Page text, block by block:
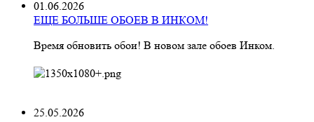
01.06.2026
ЕЩЕ БОЛЬШЕ ОБОЕВ В ИНКОМ!
Время обновить обои! В новом зале обоев Инком.
25.05.2026